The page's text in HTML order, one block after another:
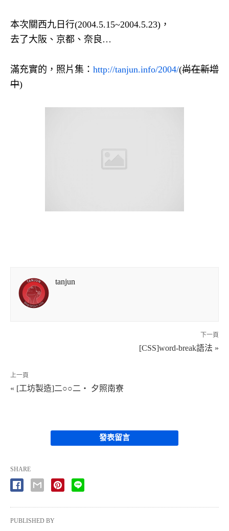
本次關西九日行(2004.5.15~2004.5.23)，
去了大阪、京都、奈良…
滿充實的，照片集： http://tanjun.info/2004/(尚在新增
中)
tanjun
下一頁
[CSS]word-break語法 »
上一頁
« [工坊製造]二○○二‧ 夕照南寮
發表留言
SHARE
PUBLISHED BY